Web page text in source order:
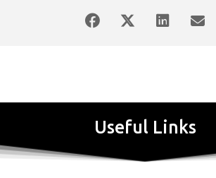
Useful Links